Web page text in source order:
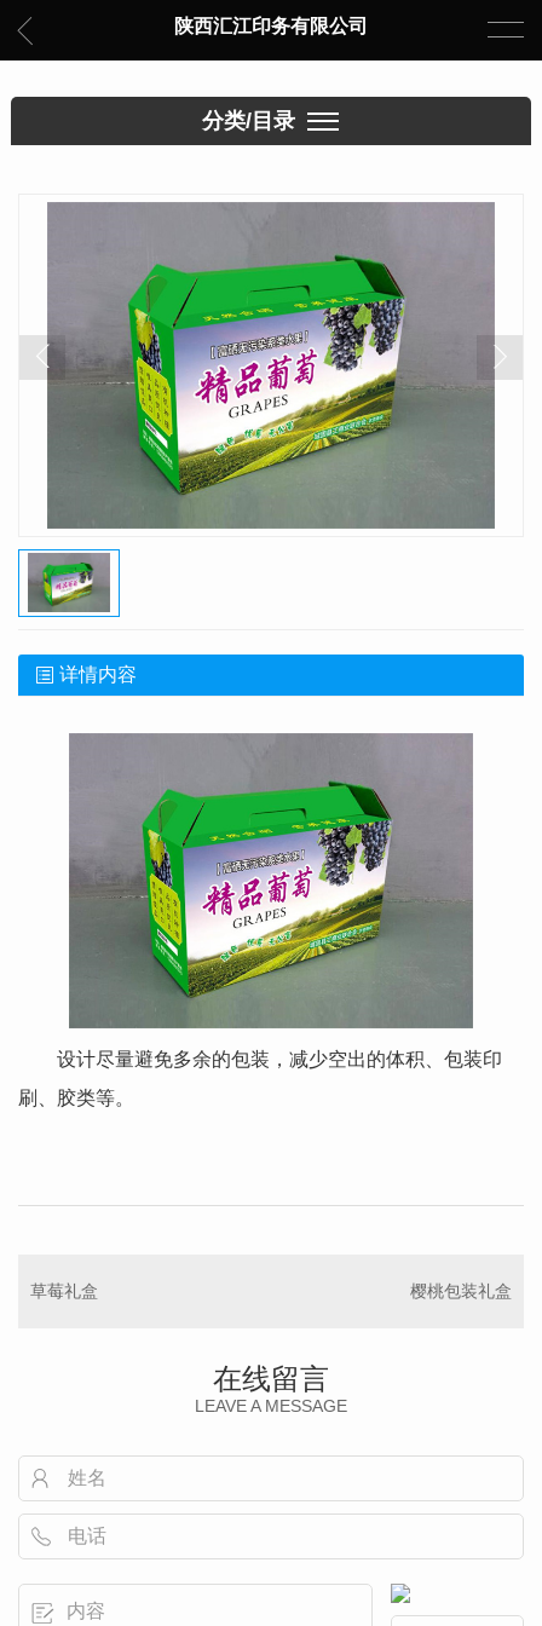
陕西汇江印务有限公司
分类/目录
详情内容
设计尽量避免多余的包装，减少空出的体积、包装印
刷、胶类等。
草莓礼盒 樱桃包装礼盒
在线留言
LEAVE A MESSAGE